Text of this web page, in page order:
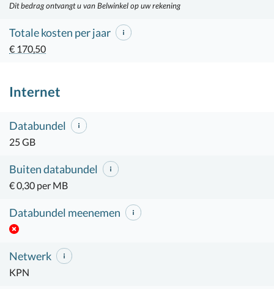
Dit bedrag ontvangt u van Belwinkel op uw rekening
Totale kosten per jaar
€ 170,50
Internet
Databundel
25 GB
Buiten databundel
€ 0,30 per MB
Databundel meenemen
Netwerk
KPN